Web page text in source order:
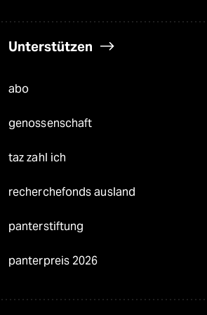
Unterstützen
abo
genossenschaft
taz zahl ich
recherchefonds ausland
panterstiftung
panterpreis 2026